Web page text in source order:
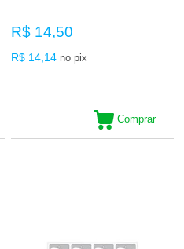
R$ 14,50
R$ 14,14 no pix
Comprar